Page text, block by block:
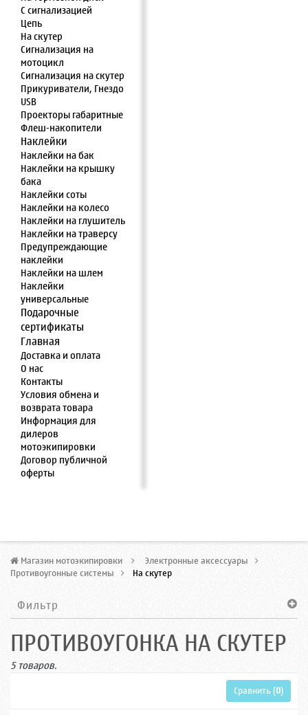
С сигнализацией
Цепь
На скутер
Сигнализация на
мотоцикл
Сигнализация на скутер
Прикуриватели, Гнездо
USB
Проекторы габаритные
Флеш-накопители
Наклейки
Наклейки на бак
Наклейки на крышку
бака
Наклейки соты
Наклейки на колесо
Наклейки на глушитель
Наклейки на траверсу
Предупреждающие
наклейки
Наклейки на шлем
Наклейки
универсальные
Подарочные
сертификаты
Главная
Доставка и оплата
О нас
Контакты
Условия обмена и
возврата товара
Информация для
дилеров
мотоэкипировки
Договор публичной
оферты
Магазин мотоэкипировки > Электронные аксессуары >
Противоугонные системы > На скутер
Фильтр
ПРОТИВОУГОНКА НА СКУТЕР
5 товаров.
Сравнить (0)